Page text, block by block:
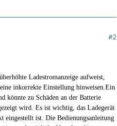
#2
Ladestromanzeige aufweist,
inkorrekte Einstellung hinweisen.Ein
könnte zu Schäden an der Batterie
wird. Es ist wichtig, das Ladegerät
eingestellt ist. Die Bedienungsanleitung